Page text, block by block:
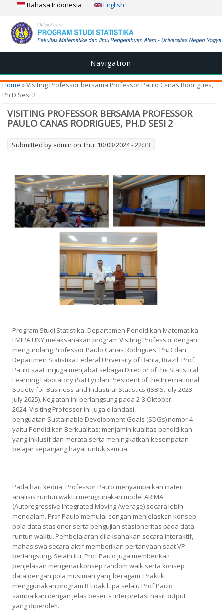
Bahasa Indonesia English
Navigation
You are here
Home » Visiting Professor bersama Professor Paulo Canas Rodrigues,
Ph.D Sesi 2
VISITING PROFESSOR BERSAMA PROFESSOR
PAULO CANAS RODRIGUES, PH.D SESI 2
Submitted by admin on Thu, 10/03/2024 - 22:33
Program Studi Statistika, Departemen Pendidikan Matematika
FMIPA UNY melaksanakan program Visiting Professor dengan
mengundang Professor Paulo Canas Rodrigues, Ph.D dari
Departmen Statistika Federal University of Bahia, Brazil. Prof.
Paulo saat ini juga menjabat sebagai Director of the Statistical
Learning Laboratory (SaLLy) dan President of the International
Society for Business and Industrial Statistics (ISBIS; July 2023 –
July 2025). Kegiatan ini berlangsung pada 2-3 Oktober
2024. Visiting Professor ini juga dilandasi
penguatan Sustainable Development Goals (SDGs) nomor 4
yaitu Pendidikan Berkualitas: menjamin kualitas pendidikan
yang inklusif dan merata serta meningkatkan kesempatan
belajar sepanjang hayat untuk semua.
Pada hari kedua, Professor Paulo menyampaikan materi
analisis runtun waktu menggunakan model ARIMA
(Autoregressive Integrated Moving Average) secara lebih
mendalam. Prof Paulo memulai dengan menjelaskan konsep
pola data stasioner serta pengujian stasioneritas pada data
runtun waktu. Pembelajaran dilaksanakan secara interaktif,
mahasiswa secara aktif memberikan pertanyaan saat VP
berlangsung. Selain itu, Prof Paulo juga memberikan
penjelasan mengenai konsep random walk serta konsep
data dengan pola musiman yang beragam. Praktik
menggunakan program R tidak lupa selalu Prof Paulo
sampaikan dengan jelas beserta interpretasi hasil output
yang diperoleh.